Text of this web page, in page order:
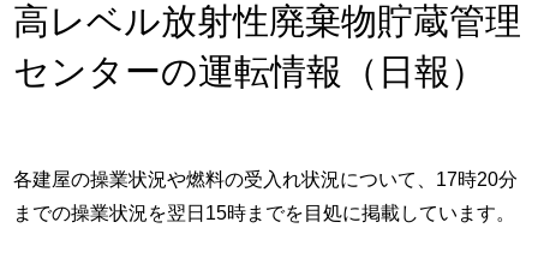
高レベル放射性廃棄物貯蔵管理
センターの運転情報（日報）
各建屋の操業状況や燃料の受入れ状況について、17時20分
までの操業状況を翌日15時までを目処に掲載しています。